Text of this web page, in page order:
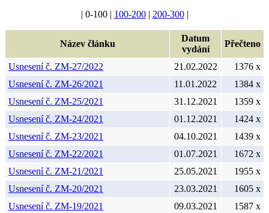
| 0-100 | 100-200| 200-300|
Název článku
Datum
vydání
Přečteno
Usnesení č. ZM-27/2022 21.02.2022
1376 x
Usnesení č. ZM-26/2021
11.01.2022
1384 x
Usnesení č. ZM-25/2021
31.12.2021
1359 x
Usnesení č. ZM-24/2021
01.12.2021
1424 x
Usnesení č. ZM-23/2021
04.10.2021
1439 x
Usnesení č. ZM-22/2021
01.07.2021
1672 x
Usnesení č. ZM-21/2021
25.05.2021
1955 x
Usnesení č. ZM-20/2021
23.03.2021
1605 x
Usnesení č. ZM-19/2021
09.03.2021
1587 x